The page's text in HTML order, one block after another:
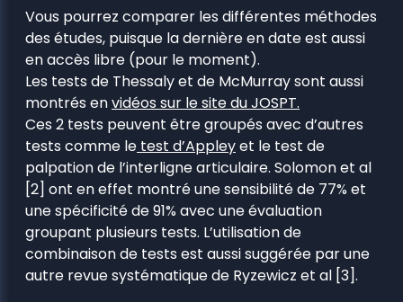
Vous pourrez comparer les différentes méthodes
des études, puisque la dernière en date est aussi
en accès libre (pour le moment).
Les tests de Thessaly et de McMurray sont aussi
montrés envidéos sur le site du JOSPT.
Ces 2 tests peuvent être groupés avec d’autres
tests comme le test d’Appleyet le test de
palpation de l’interligne articulaire. Solomon et al
[2] ont en effet montré une sensibilité de 77% et
une spécificité de 91% avec une évaluation
groupant plusieurs tests. L’utilisation de
combinaison de tests est aussi suggérée par une
autre revue systématique de Ryzewicz et al [3].